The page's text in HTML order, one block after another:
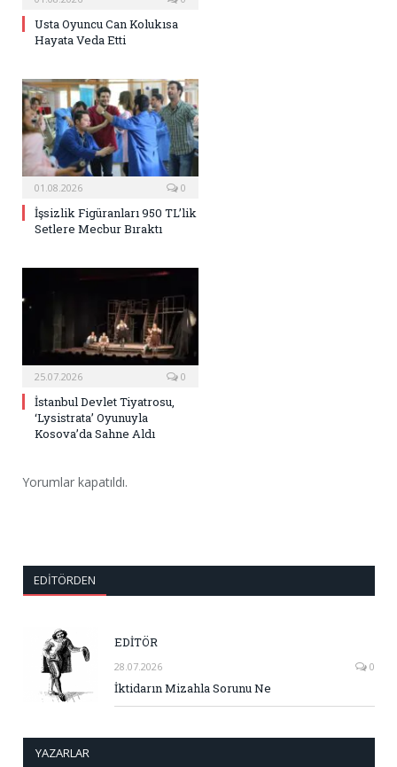
Usta Oyuncu Can Kolukısa
Hayata Veda Etti
01.08.2026 0
İşsizlik Figüranları 950 TL’lik
Setlere Mecbur Bıraktı
25.07.2026 0
İstanbul Devlet Tiyatrosu,
‘Lysistrata’ Oyunuyla
Kosova’da Sahne Aldı
Yorumlar kapatıldı.
EDITÖRDEN
EDİTÖR
28.07.2026 0
İktidarın Mizahla Sorunu Ne
YAZARLAR